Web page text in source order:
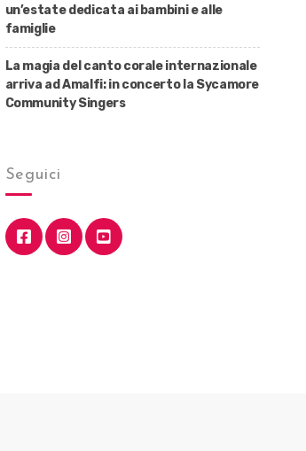
un’estate dedicata ai bambini e alle
famiglie
La magia del canto corale internazionale
arriva ad Amalfi: in concerto la Sycamore
Community Singers
Seguici